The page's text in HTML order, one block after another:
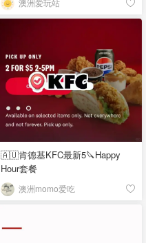
🇦🇺肯德基KFC最新5🔪Happy
Hour套餐
澳洲momo爱吃